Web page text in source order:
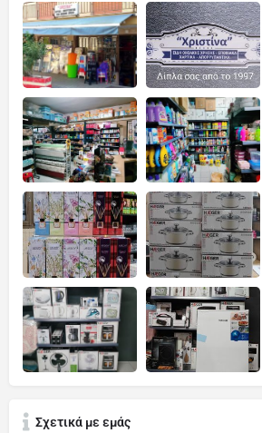
Σχετικά με εμάς